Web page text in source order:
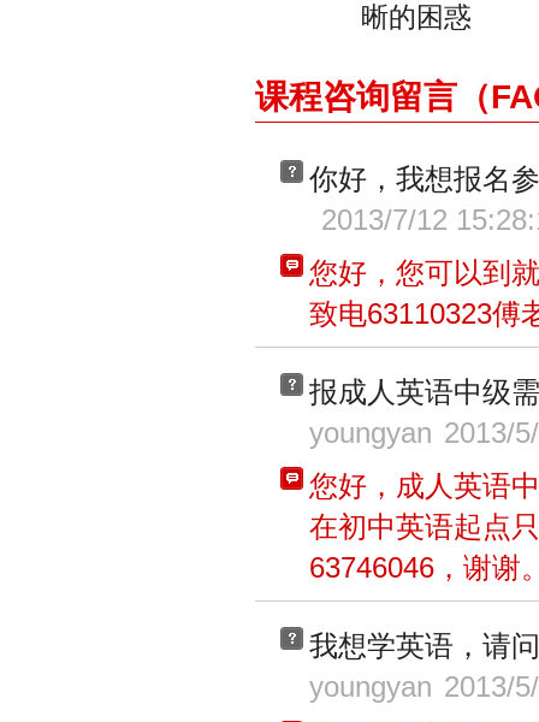
晰的困惑
课程咨询留言（
你好，我想报名
2013/7/12
您好，您可以到
致电63110323傅
报成人英语中级
youngyan 2013/
您好，成人英语
在初中英语起点
63746046，谢谢
我想学英语，请
youngyan 2013/